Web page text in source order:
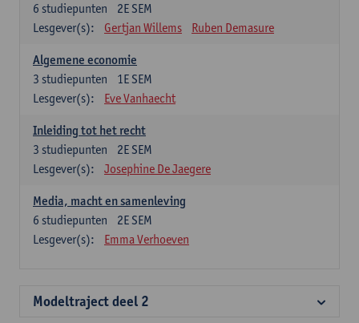
2E SEM
6 studiepunten
Lesgever(s):
Gertjan Willems Ruben Demasure
Algemene economie
1E SEM
3 studiepunten
Lesgever(s):
Eve Vanhaecht
Inleiding tot het recht
2E SEM
3 studiepunten
Lesgever(s):
Josephine De Jaegere
Media, macht en samenleving
2E SEM
6 studiepunten
Lesgever(s):
Emma Verhoeven
Modeltraject deel 2